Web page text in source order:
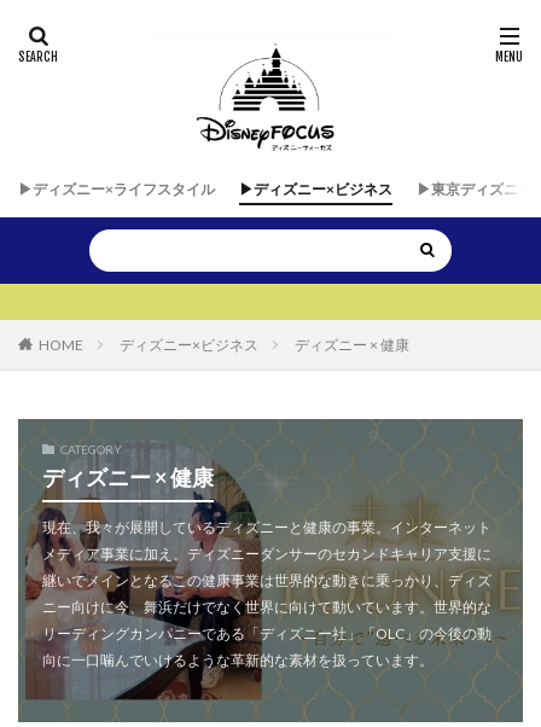
▶︎ディズニー×ライフスタイル ▶︎ディズニー×ビジネス ▶︎東京ディズニー
HOME ディズニー×ビジネス ディズニー × 健康
CATEGORY
ディズニー × 健康
現在、我々が展開しているディズニーと健康の事業。インターネット
メディア事業に加え、ディズニーダンサーのセカンドキャリア支援に
継いでメインとなるこの健康事業は世界的な動きに乗っかり、ディズ
ニー向けに今、舞浜だけでなく世界に向けて動いています。世界的な
リーディングカンパニーである「ディズニー社」「OLC」の今後の動
向に一口噛んでいけるような革新的な素材を扱っています。